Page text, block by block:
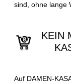
sind, ohne lange
KEIN
Auf DAMEN-